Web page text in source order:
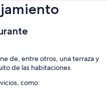
de, entre otros, una terraza y
de las habitaciones.
como: